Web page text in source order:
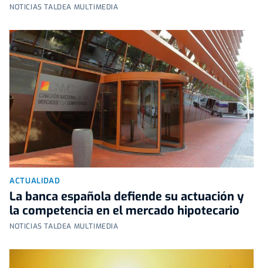
NOTICIAS TALDEA MULTIMEDIA
ACTUALIDAD
La banca española defiende su actuación y
la competencia en el mercado hipotecario
NOTICIAS TALDEA MULTIMEDIA